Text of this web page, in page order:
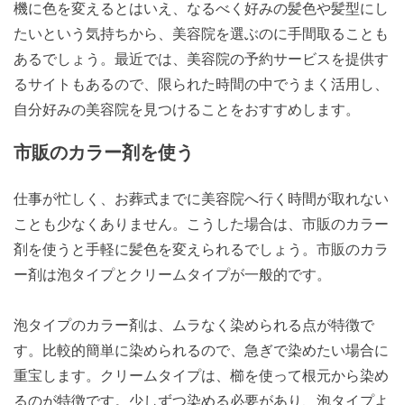
機に色を変えるとはいえ、なるべく好みの髪色や髪型にし
たいという気持ちから、美容院を選ぶのに手間取ることも
あるでしょう。最近では、美容院の予約サービスを提供す
るサイトもあるので、限られた時間の中でうまく活用し、
自分好みの美容院を見つけることをおすすめします。
市販のカラー剤を使う
仕事が忙しく、お葬式までに美容院へ行く時間が取れない
ことも少なくありません。こうした場合は、市販のカラー
剤を使うと手軽に髪色を変えられるでしょう。市販のカラ
ー剤は泡タイプとクリームタイプが一般的です。
泡タイプのカラー剤は、ムラなく染められる点が特徴で
す。比較的簡単に染められるので、急ぎで染めたい場合に
重宝します。クリームタイプは、櫛を使って根元から染め
るのが特徴です。少しずつ染める必要があり、泡タイプよ